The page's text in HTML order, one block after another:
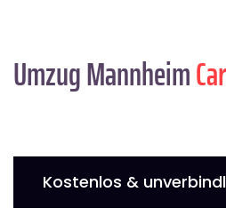
Umzug Mannheim
Kostenlos &